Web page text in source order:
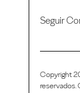
Seguir
Copyright
reservados.